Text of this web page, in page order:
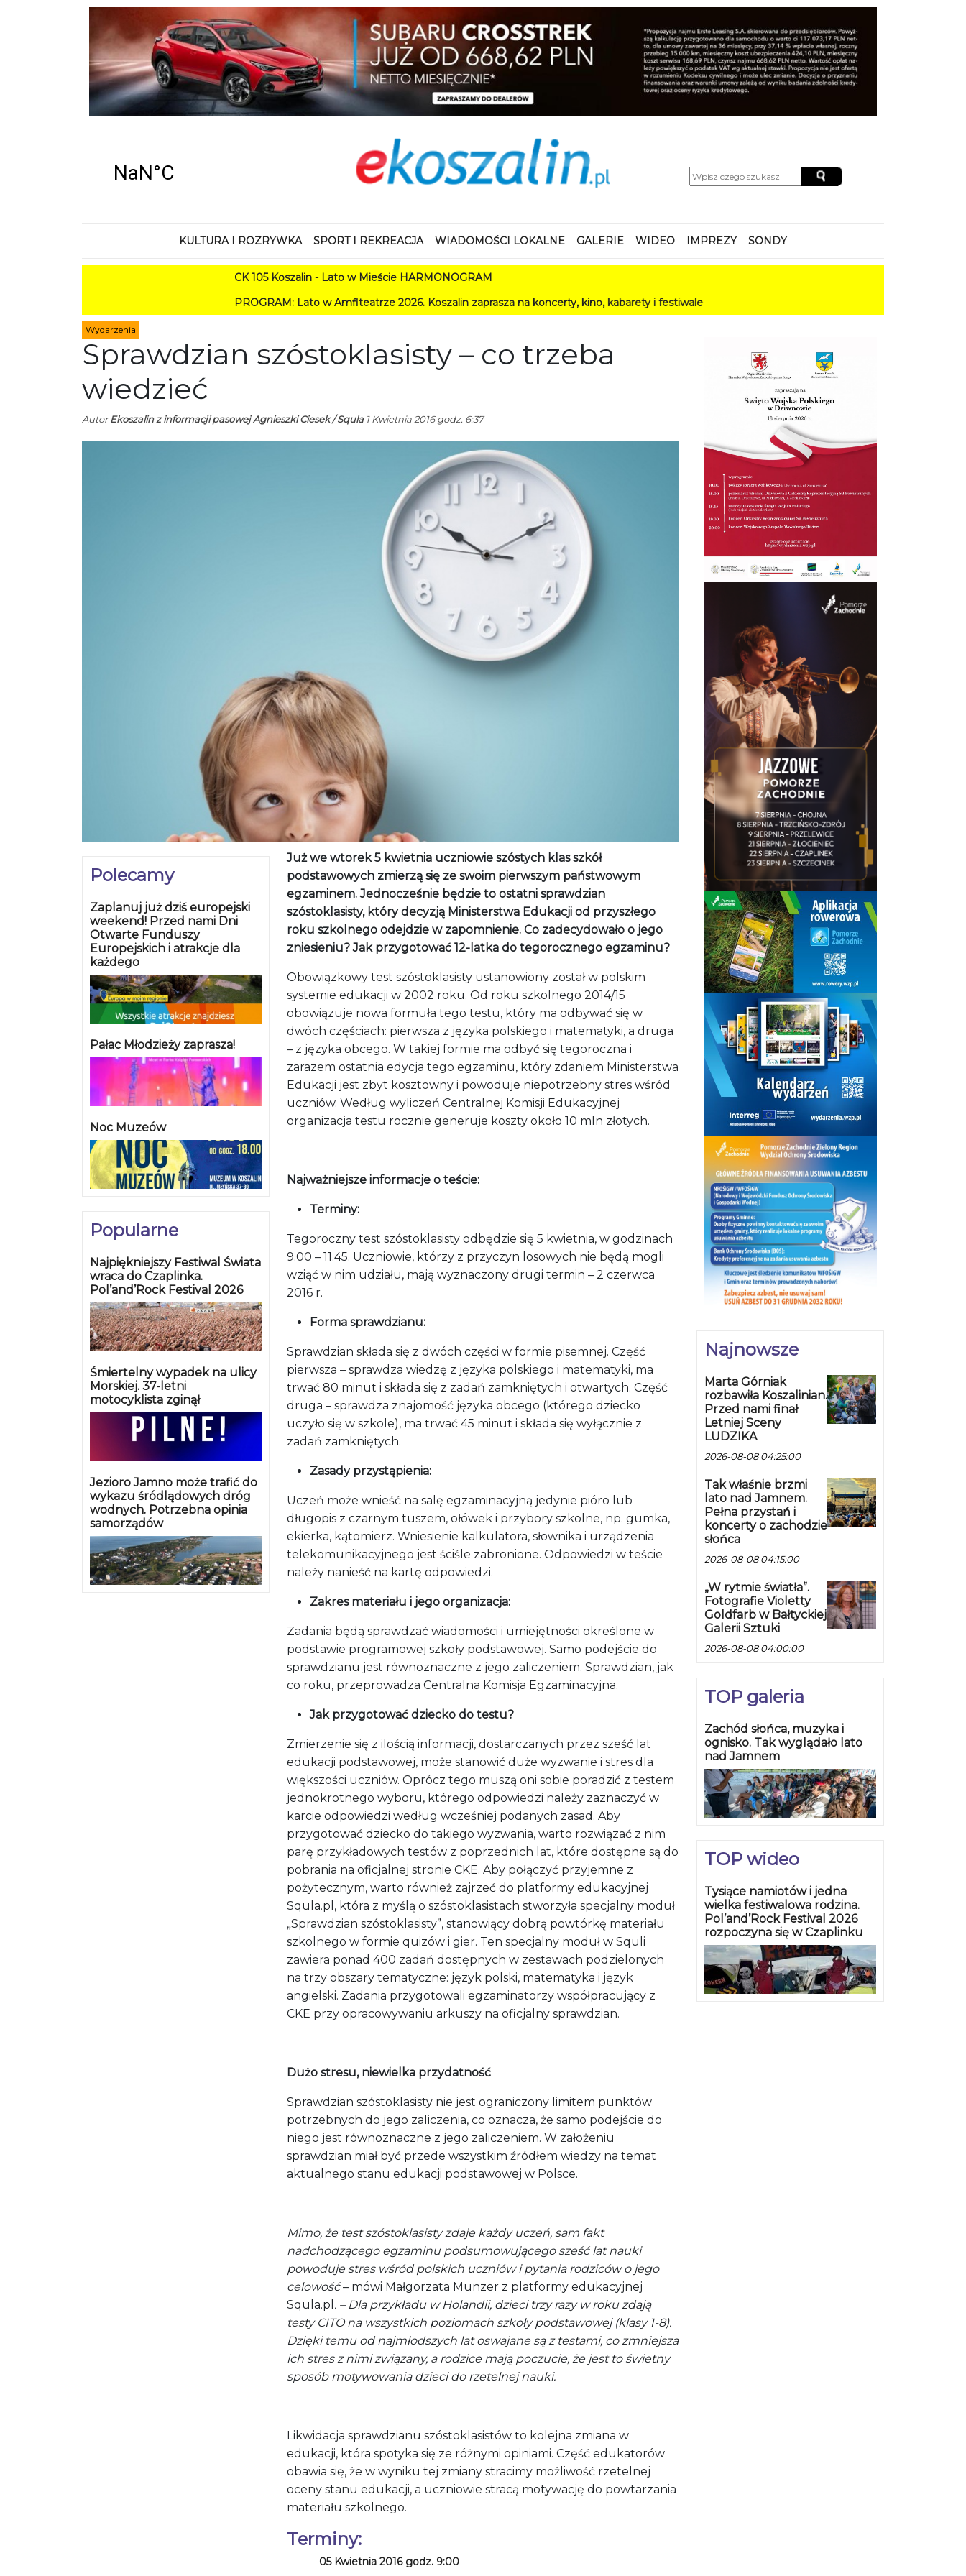
KULTURA I ROZRYWKA SPORT I REKREACJA WIADOMOŚCI LOKALNE GALERIE WIDEO IMPREZY SONDY
CK 105 Koszalin - Lato w Mieście HARMONOGRAM
PROGRAM: Lato w Amfiteatrze 2026. Koszalin zaprasza na koncerty, kino, kabarety i festiwale
Wydarzenia
Sprawdzian szóstoklasisty – co trzeba
wiedzieć
AutorEkoszalin z informacji pasowej Agnieszki Ciesek / Squla1 Kwietnia 2016 godz. 6:37
Polecamy
Zaplanuj już dziś europejski
weekend! Przed nami Dni
Otwarte Funduszy
Europejskich i atrakcje dla
każdego
Pałac Młodzieży zaprasza!
Noc Muzeów
Popularne
Najpiękniejszy Festiwal Świata
wraca do Czaplinka.
Pol’and’Rock Festival 2026
Śmiertelny wypadek na ulicy
Morskiej. 37-letni
motocyklista zginął
Jezioro Jamno może trafić do
wykazu śródlądowych dróg
wodnych. Potrzebna opinia
samorządów
Już we wtorek 5 kwietnia uczniowie szóstych klas szkół
podstawowych zmierzą się ze swoim pierwszym państwowym
egzaminem. Jednocześnie będzie to ostatni sprawdzian
szóstoklasisty, który decyzją Ministerstwa Edukacji od przyszłego
roku szkolnego odejdzie w zapomnienie. Co zadecydowało o jego
zniesieniu? Jak przygotować 12-latka do tegorocznego egzaminu?
Obowiązkowy test szóstoklasisty ustanowiony został w polskim
systemie edukacji w 2002 roku. Od roku szkolnego 2014/15
obowiązuje nowa formuła tego testu, który ma odbywać się w
dwóch częściach: pierwsza z języka polskiego i matematyki, a druga
– z języka obcego. W takiej formie ma odbyć się tegoroczna i
zarazem ostatnia edycja tego egzaminu, który zdaniem Ministerstwa
Edukacji jest zbyt kosztowny i powoduje niepotrzebny stres wśród
uczniów. Według wyliczeń Centralnej Komisji Edukacyjnej
organizacja testu rocznie generuje koszty około 10 mln złotych.
Najważniejsze informacje o teście:
Terminy:
Tegoroczny test szóstoklasisty odbędzie się 5 kwietnia, w godzinach
9.00 – 11.45. Uczniowie, którzy z przyczyn losowych nie będą mogli
wziąć w nim udziału, mają wyznaczony drugi termin – 2 czerwca
2016 r.
Forma sprawdzianu:
Sprawdzian składa się z dwóch części w formie pisemnej. Część
pierwsza – sprawdza wiedzę z języka polskiego i matematyki, ma
trwać 80 minut i składa się z zadań zamkniętych i otwartych. Część
druga – sprawdza znajomość języka obcego (którego dziecko
uczyło się w szkole), ma trwać 45 minut i składa się wyłącznie z
zadań zamkniętych.
Zasady przystąpienia:
Uczeń może wnieść na salę egzaminacyjną jedynie pióro lub
długopis z czarnym tuszem, ołówek i przybory szkolne, np. gumka,
ekierka, kątomierz. Wniesienie kalkulatora, słownika i urządzenia
telekomunikacyjnego jest ściśle zabronione. Odpowiedzi w teście
należy nanieść na kartę odpowiedzi.
Zakres materiału i jego organizacja:
Zadania będą sprawdzać wiadomości i umiejętności określone w
podstawie programowej szkoły podstawowej. Samo podejście do
sprawdzianu jest równoznaczne z jego zaliczeniem. Sprawdzian, jak
co roku, przeprowadza Centralna Komisja Egzaminacyjna.
Jak przygotować dziecko do testu?
Zmierzenie się z ilością informacji, dostarczanych przez sześć lat
edukacji podstawowej, może stanowić duże wyzwanie i stres dla
większości uczniów. Oprócz tego muszą oni sobie poradzić z testem
jednokrotnego wyboru, którego odpowiedzi należy zaznaczyć w
karcie odpowiedzi według wcześniej podanych zasad. Aby
przygotować dziecko do takiego wyzwania, warto rozwiązać z nim
parę przykładowych testów z poprzednich lat, które dostępne są do
pobrania na oficjalnej stronie CKE. Aby połączyć przyjemne z
pożytecznym, warto również zajrzeć do platformy edukacyjnej
Squla.pl, która z myślą o szóstoklasistach stworzyła specjalny moduł
„Sprawdzian szóstoklasisty”, stanowiący dobrą powtórkę materiału
szkolnego w formie quizów i gier. Ten specjalny moduł w Squli
zawiera ponad 400 zadań dostępnych w zestawach podzielonych
na trzy obszary tematyczne: język polski, matematyka i język
angielski. Zadania przygotowali egzaminatorzy współpracujący z
CKE przy opracowywaniu arkuszy na oficjalny sprawdzian.
Dużo stresu, niewielka przydatność
Sprawdzian szóstoklasisty nie jest ograniczony limitem punktów
potrzebnych do jego zaliczenia, co oznacza, że samo podejście do
niego jest równoznaczne z jego zaliczeniem. W założeniu
sprawdzian miał być przede wszystkim źródłem wiedzy na temat
aktualnego stanu edukacji podstawowej w Polsce.
Mimo, że test szóstoklasisty zdaje każdy uczeń, sam fakt
nadchodzącego egzaminu podsumowującego sześć lat nauki
powoduje stres wśród polskich uczniów i pytania rodziców o jego
celowość– mówi Małgorzata Munzer z platformy edukacyjnej
Squla.pl . – Dla przykładu w Holandii, dzieci trzy razy w roku zdają
testy CITO na wszystkich poziomach szkoły podstawowej (klasy 1-8).
Dzięki temu od najmłodszych lat oswajane są z testami, co zmniejsza
ich stres z nimi związany, a rodzice mają poczucie, że jest to świetny
sposób motywowania dzieci do rzetelnej nauki.
Likwidacja sprawdzianu szóstoklasistów to kolejna zmiana w
edukacji, która spotyka się ze różnymi opiniami. Część edukatorów
obawia się, że w wyniku tej zmiany stracimy możliwość rzetelnej
oceny stanu edukacji, a uczniowie stracą motywację do powtarzania
materiału szkolnego.
Terminy:
05 Kwietnia 2016 godz. 9:00
Najnowsze
Marta Górniak
rozbawiła Koszalinian.
Przed nami finał
Letniej Sceny
LUDZIKA
2026-08-08 04:25:00
Tak właśnie brzmi
lato nad Jamnem.
Pełna przystań i
koncerty o zachodzie
słońca
2026-08-08 04:15:00
„W rytmie światła”.
Fotografie Violetty
Goldfarb w Bałtyckiej
Galerii Sztuki
2026-08-08 04:00:00
TOP galeria
Zachód słońca, muzyka i
ognisko. Tak wyglądało lato
nad Jamnem
TOP wideo
Tysiące namiotów i jedna
wielka festiwalowa rodzina.
Pol’and’Rock Festival 2026
rozpoczyna się w Czaplinku